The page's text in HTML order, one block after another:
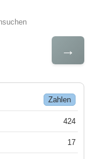
→
Zahlen
424
17